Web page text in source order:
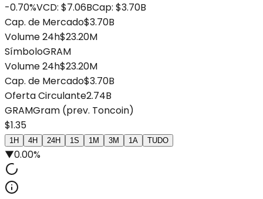
-0.70%VCD: $7.06BCap: $3.70B
Cap. de Mercado$3.70B
Volume 24h$23.20M
SímboloGRAM
Volume 24h$23.20M
Cap. de Mercado$3.70B
Oferta Circulante2.74B
GRAMGram (prev. Toncoin)
$1.35
1H 4H 24H 1S 1M 3M 1A TUDO
▼0.00%